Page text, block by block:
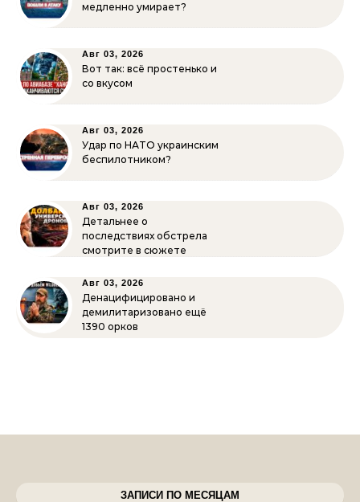
медленно умирает?
Авг 03, 2026
Вот так: всё простенько и
со вкусом
Авг 03, 2026
Удар по НАТО украинским
беспилотником?
Авг 03, 2026
Детальнее о
последствиях обстрела
смотрите в сюжете
Авг 03, 2026
Денацифицировано и
демилитаризовано ещё
1390 орков
ЗАПИСИ ПО МЕСЯЦАМ